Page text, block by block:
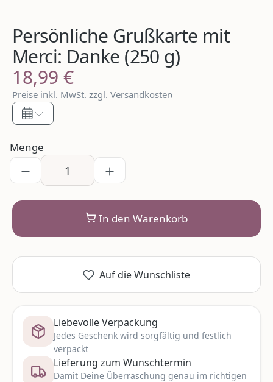
Persönliche Grußkarte mit
Merci: Danke (250 g)
Regulärer Preis:
18,99 €
Preise inkl. MwSt. zzgl. Versandkosten
Menge
In den Warenkorb
Auf die Wunschliste
Liebevolle Verpackung
Jedes Geschenk wird sorgfältig und festlich
verpackt
Lieferung zum Wunschtermin
Damit Deine Überraschung genau im richtigen